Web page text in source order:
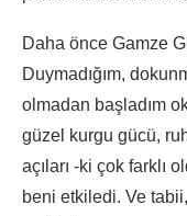
Daha önce Gamze
Duymadığım,
olmadan başladım
güzel kurgu gücü,
açıları -ki çok farklı
beni etkiledi. Ve